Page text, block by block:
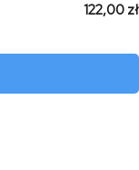
122,00 zł